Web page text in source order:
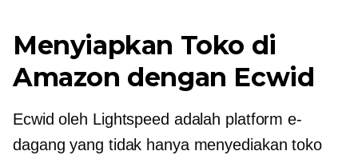
Menyiapkan Toko di
Amazon dengan Ecwid
Ecwid oleh Lightspeed adalah platform e-
dagang yang tidak hanya menyediakan toko